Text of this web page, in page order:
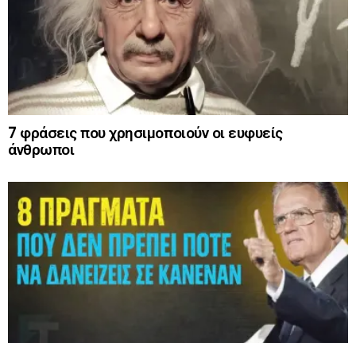
7 φράσεις που χρησιμοποιούν οι ευφυείς
άνθρωποι